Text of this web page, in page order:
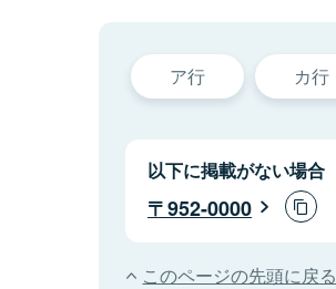
ア行 カ行
以下に掲載がない場合
952-0000
このページの先頭に戻る